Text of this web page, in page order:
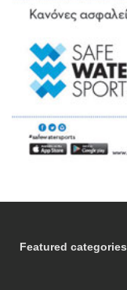
Featured categories